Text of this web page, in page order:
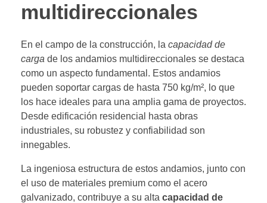
multidireccionales
En el campo de la construcción, la capacidad de
carga de los andamios multidireccionales se destaca
como un aspecto fundamental. Estos andamios
pueden soportar cargas de hasta 750 kg/m², lo que
los hace ideales para una amplia gama de proyectos.
Desde edificación residencial hasta obras
industriales, su robustez y confiabilidad son
innegables.
La ingeniosa estructura de estos andamios, junto con
el uso de materiales premium como el acero
galvanizado, contribuye a su alta capacidad de